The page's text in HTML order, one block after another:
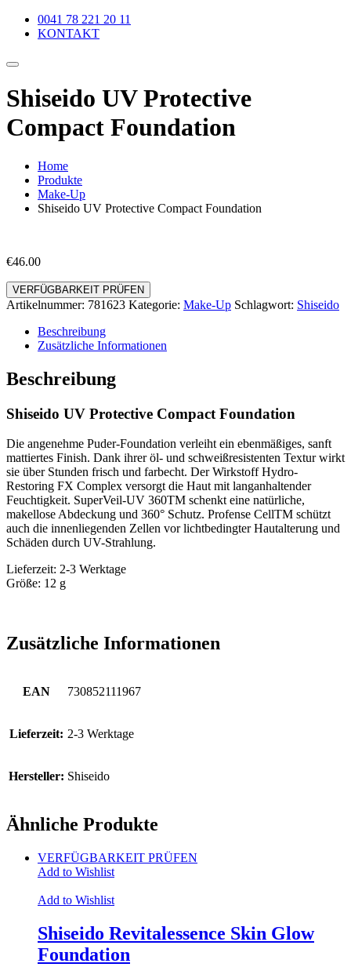
0041 78 221 20 11
KONTAKT
Shiseido UV Protective
Compact Foundation
Home
Produkte
Make-Up
Shiseido UV Protective Compact Foundation
€46.00
VERFÜGBARKEIT PRÜFEN
Artikelnummer: 781623 Kategorie: Make-Up Schlagwort: Shiseido
Beschreibung
Zusätzliche Informationen
Beschreibung
Shiseido UV Protective Compact Foundation
Die angenehme Puder-Foundation verleiht ein ebenmäßiges, sanft
mattiertes Finish. Dank ihrer öl- und schweißresistenten Textur wirkt
sie über Stunden frisch und farbecht. Der Wirkstoff Hydro-
Restoring FX Complex versorgt die Haut mit langanhaltender
Feuchtigkeit. SuperVeil-UV 360TM schenkt eine natürliche,
makellose Abdeckung und 360° Schutz. Profense CellTM schützt
auch die innenliegenden Zellen vor lichtbedingter Hautalterung und
Schäden durch UV-Strahlung.
Lieferzeit: 2-3 Werktage
Größe: 12 g
Zusätzliche Informationen
EAN 730852111967
Lieferzeit: 2-3 Werktage
Hersteller: Shiseido
Ähnliche Produkte
VERFÜGBARKEIT PRÜFEN
Add to Wishlist
Add to Wishlist
Shiseido Revitalessence Skin Glow
Foundation